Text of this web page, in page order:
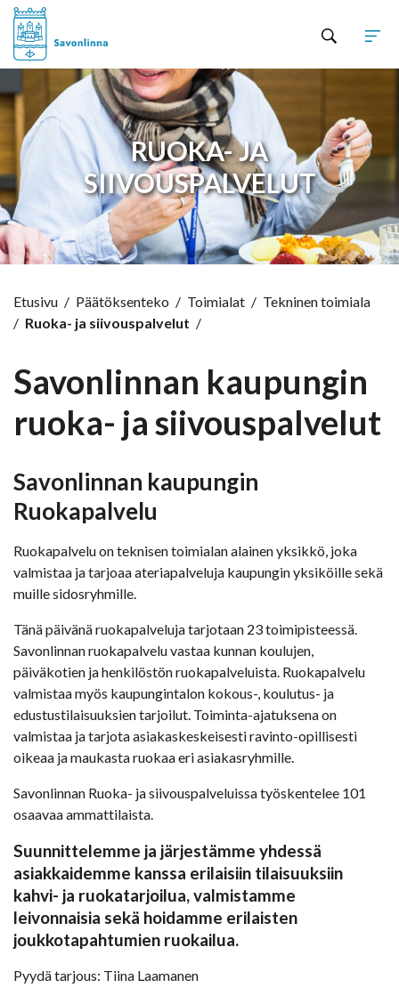
RUOKA- JA
SIIVOUSPALVELUT
Etusivu / Päätöksenteko / Toimialat / Tekninen toimiala
/ Ruoka- ja siivouspalvelut /
Savonlinnan kaupungin
ruoka- ja siivouspalvelut
Savonlinnan kaupungin
Ruokapalvelu
Ruokapalvelu on teknisen toimialan alainen yksikkö, joka
valmistaa ja tarjoaa ateriapalveluja kaupungin yksiköille sekä
muille sidosryhmille.
Tänä päivänä ruokapalveluja tarjotaan 23 toimipisteessä.
Savonlinnan ruokapalvelu vastaa kunnan koulujen,
päiväkotien ja henkilöstön ruokapalveluista. Ruokapalvelu
valmistaa myös kaupungintalon kokous-, koulutus- ja
edustustilaisuuksien tarjoilut. Toiminta-ajatuksena on
valmistaa ja tarjota asiakaskeskeisesti ravinto-opillisesti
oikeaa ja maukasta ruokaa eri asiakasryhmille.
Savonlinnan Ruoka- ja siivouspalveluissa työskentelee 101
osaavaa ammattilaista.
Suunnittelemme ja järjestämme yhdessä
asiakkaidemme kanssa erilaisiin tilaisuuksiin
kahvi- ja ruokatarjoilua, valmistamme
leivonnaisia sekä hoidamme erilaisten
joukkotapahtumien ruokailua.
Pyydä tarjous: Tiina Laamanen